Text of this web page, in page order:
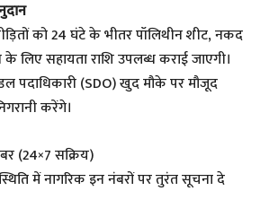
को 24 घंटे के भीतर पॉलिथीन शीट, नकद
लिए सहायता राशि उपलब्ध कराई जाएगी।
पदाधिकारी (SDO) खुद मौके पर मौजूद
करेंगे।
(24×7 सक्रिय)
में नागरिक इन नंबरों पर तुरंत सूचना दे